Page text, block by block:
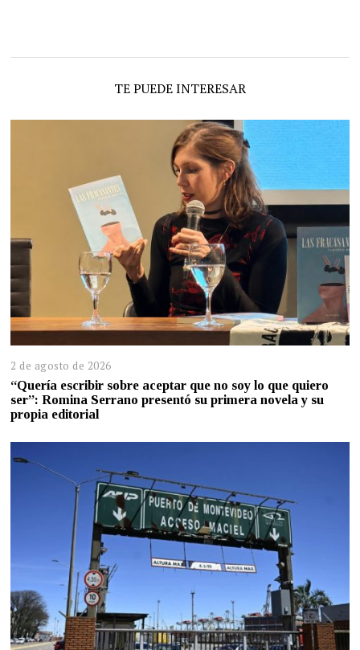
TE PUEDE INTERESAR
2 de agosto de 2026
“Quería escribir sobre aceptar que no soy lo que quiero
ser”: Romina Serrano presentó su primera novela y su
propia editorial